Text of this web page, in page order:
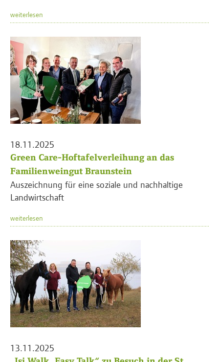
weiterlesen
18.11.2025
Green Care-Hoftafelverleihung an das
Familienweingut Braunstein
Auszeichnung für eine soziale und nachhaltige
Landwirtschaft
weiterlesen
13.11.2025